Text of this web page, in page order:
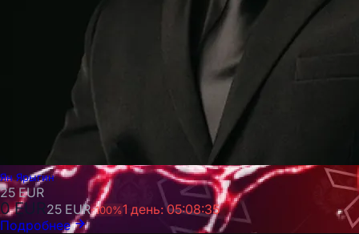
Ян Ярыгин
25 EUR
0 EUR25 EUR-100%1 день: 05:08:33
Подробнее